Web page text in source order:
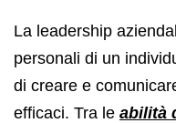
La leadership
personali di un
di creare e
efficaci. Tra le abilità